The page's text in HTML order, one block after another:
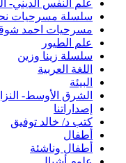
علم النفس الديني-
سلسلة مسرحيات
مسرحيات احمد
علم الطيور
سلسلة زينا وزين
اللغة العربية
البيئة
الشرق الأوسط-
إصداراتنا
كتب د/ خالد توفيق
أطفال
أطفال وناشئة